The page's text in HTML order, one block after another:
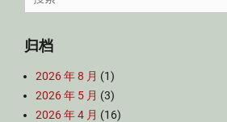
for:
归档
2026 年 8 月 (1)
2026 年 5 月 (3)
2026 年 4 月 (16)